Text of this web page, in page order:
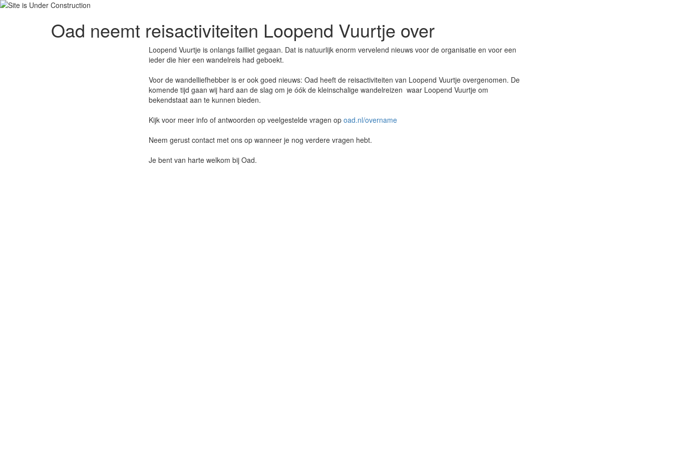
Oad neemt reisactiviteiten Loopend Vuurtje over
Loopend Vuurtje is onlangs failliet gegaan. Dat is natuurlijk enorm vervelend nieuws voor de organisatie en voor een
ieder die hier een wandelreis had geboekt.
Voor de wandelliefhebber is er ook goed nieuws: Oad heeft de reisactiviteiten van Loopend Vuurtje overgenomen. De
komende tijd gaan wij hard aan de slag om je óók de kleinschalige wandelreizen waar Loopend Vuurtje om
bekendstaat aan te kunnen bieden.
Kijk voor meer info of antwoorden op veelgestelde vragen op oad.nl/overname
Neem gerust contact met ons op wanneer je nog verdere vragen hebt.
Je bent van harte welkom bij Oad.